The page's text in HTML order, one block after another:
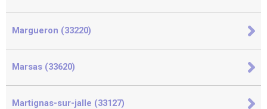
Margueron (33220)
Marsas (33620)
Martignas-sur-jalle (33127)